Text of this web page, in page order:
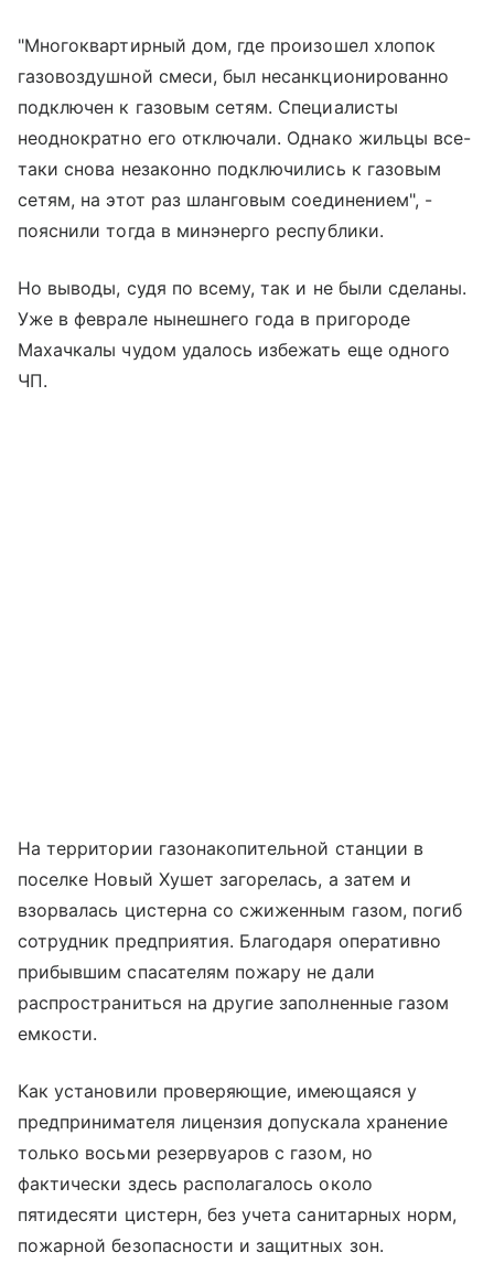
"Многоквартирный дом, где произошел хлопок
газовоздушной смеси, был несанкционированно
подключен к газовым сетям. Специалисты
неоднократно его отключали. Однако жильцы все-
таки снова незаконно подключились к газовым
сетям, на этот раз шланговым соединением", -
пояснили тогда в минэнерго республики.
Но выводы, судя по всему, так и не были сделаны.
Уже в феврале нынешнего года в пригороде
Махачкалы чудом удалось избежать еще одного
ЧП.
На территории газонакопительной станции в
поселке Новый Хушет загорелась, а затем и
взорвалась цистерна со сжиженным газом, погиб
сотрудник предприятия. Благодаря оперативно
прибывшим спасателям пожару не дали
распространиться на другие заполненные газом
емкости.
Как установили проверяющие, имеющаяся у
предпринимателя лицензия допускала хранение
только восьми резервуаров с газом, но
фактически здесь располагалось около
пятидесяти цистерн, без учета санитарных норм,
пожарной безопасности и защитных зон.